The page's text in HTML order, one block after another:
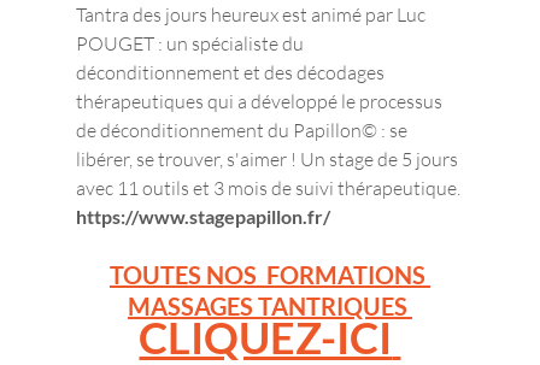
Tantra des jours heureux est animé par Luc
POUGET : un spécialiste du
déconditionnement et des décodages
thérapeutiques qui a développé le processus
de déconditionnement du Papillon© : se
libérer, se trouver, s'aimer ! Un stage de 5 jours
avec 11 outils et 3 mois de suivi thérapeutique.
https://www.stagepapillon.fr/
TOUTES NOS  FORMATIONS
MASSAGES TANTRIQUES
CLIQUEZ-ICI